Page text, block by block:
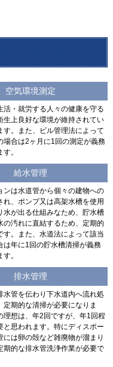
空気環境測定
活・就労する人々の健康を守る
生上良好な環境が維持されてい
す。また、ビル管理法によって
場合は2ヶ月に1回の測定が義務
。
給水管理
ンは水道管から個々の建物への
れ、ポンプ又は高架水槽を使用
水が出る仕組みなため、貯水槽
の汚れに直結するため、定期的
す。また、水道法によって該当
は年に1回の貯水槽清掃が義務
。
排水管理
水管を伝わり下水道内へ流れ処
定期的な清掃が必要になりま
理想は、年2回ですが、年1回程
と思われます。特にディスポー
には卵の殻など雑廃物が溜まり
期的な排水管洗浄作業が必要で